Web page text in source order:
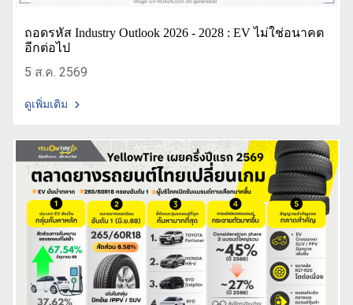
ถอดรหัส Industry Outlook 2026 - 2028 : EV ไม่ใช่อนาคต
อีกต่อไป
5 ส.ค. 2569
ดูเพิ่มเติม